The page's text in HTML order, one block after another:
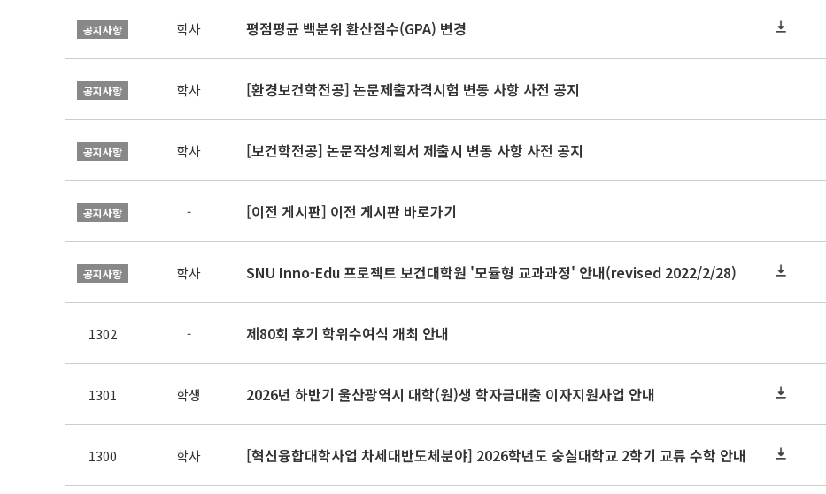
공지사항 학사 평점평균 백분위 환산점수(GPA) 변경
공지사항 학사 [환경보건학전공] 논문제출자격시험 변동 사항 사전 공지
공지사항 학사 [보건학전공] 논문작성계획서 제출시 변동 사항 사전 공지
공지사항 - [이전 게시판] 이전 게시판 바로가기
공지사항 학사 SNU Inno-Edu 프로젝트 보건대학원 '모듈형 교과과정' 안내(revised 2022/2/28)
1302 - 제80회 후기 학위수여식 개최 안내
1301 학생 2026년 하반기 울산광역시 대학(원)생 학자금대출 이자지원사업 안내
1300 학사 [혁신융합대학사업 차세대반도체분야] 2026학년도 숭실대학교 2학기 교류 수학 안내